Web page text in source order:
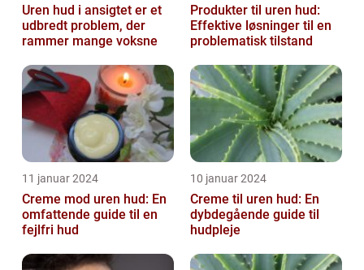
Uren hud i ansigtet er et
udbredt problem, der
rammer mange voksne
Produkter til uren hud:
Effektive løsninger til en
problematisk tilstand
11 januar 2024
Creme mod uren hud: En
omfattende guide til en
fejlfri hud
10 januar 2024
Creme til uren hud: En
dybdegående guide til
hudpleje